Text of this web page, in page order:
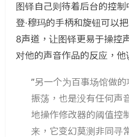
图铎自己则待着后台的控制
登·穆玛的手柄和旋钮可以
8声道，让图铎更易于操控
对他的声音作品的反应，他
”另一个为百事场馆做
振荡，也是没有任何声
地操作修改器的阈值控
来，它变幻莫测非同寻